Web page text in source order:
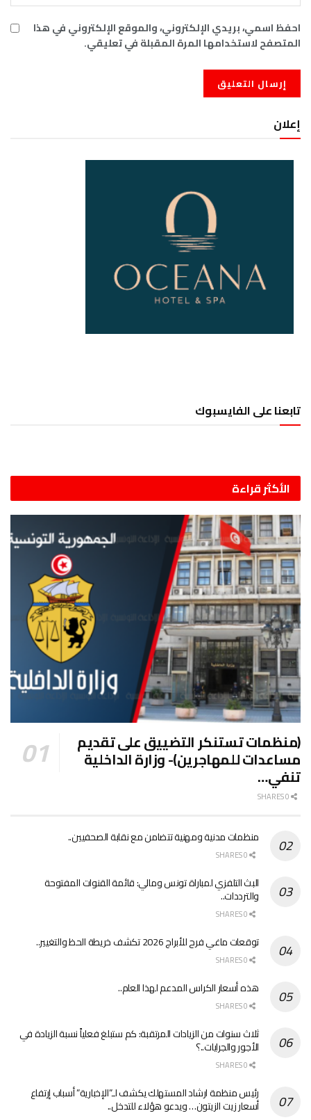
احفظ اسمي، بريدي الإلكتروني، والموقع الإلكتروني في هذا
المتصفح لاستخدامها المرة المقبلة في تعليقي.
إعلان
تابعنا على الفايسبوك
الأكثر قراءة
(منظمات تستنكر التضييق على تقديم
مساعدات للمهاجرين)- وزارة الداخلية
تنفي…
منظمات مدنية ومهنية تتضامن مع نقابة الصحفيين..
البث التلفزي لمباراة تونس ومالي: قائمة القنوات المفتوحة
والترددات..
توقعات ماغي فرح للأبراج 2026 تكشف خريطة الحظ والتغيير..
هذه أسعار الكراس المدعم لهذا العام..
ثلاث سنوات من الزيادات المرتقبة: كم ستبلغ فعلياً نسبة الزيادة في
الأجور والجرايات..؟
رئيس منظمة ارشاد المستهلك يكشف لـ”الإخبارية” أسباب إرتفاع
أسعار زيت الزيتون… ويدعو هؤلاء للتدخل..